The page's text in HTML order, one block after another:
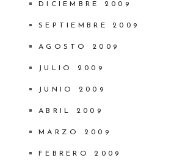
DICIEMBRE 2009
SEPTIEMBRE 2009
AGOSTO 2009
JULIO 2009
JUNIO 2009
ABRIL 2009
MARZO 2009
FEBRERO 2009